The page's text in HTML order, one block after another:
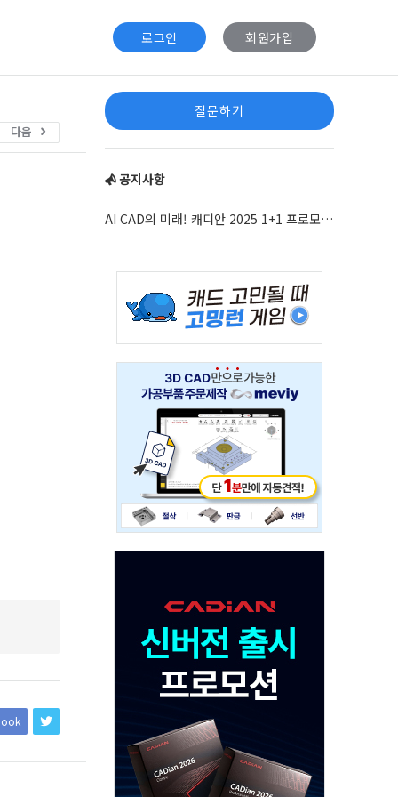
로그인 회원가입
다음
Sidebar
질문하기
공지사항
AI CAD의 미래! 캐디안 2025 1+1 프로모션 안내
234x60
234x60
120x600